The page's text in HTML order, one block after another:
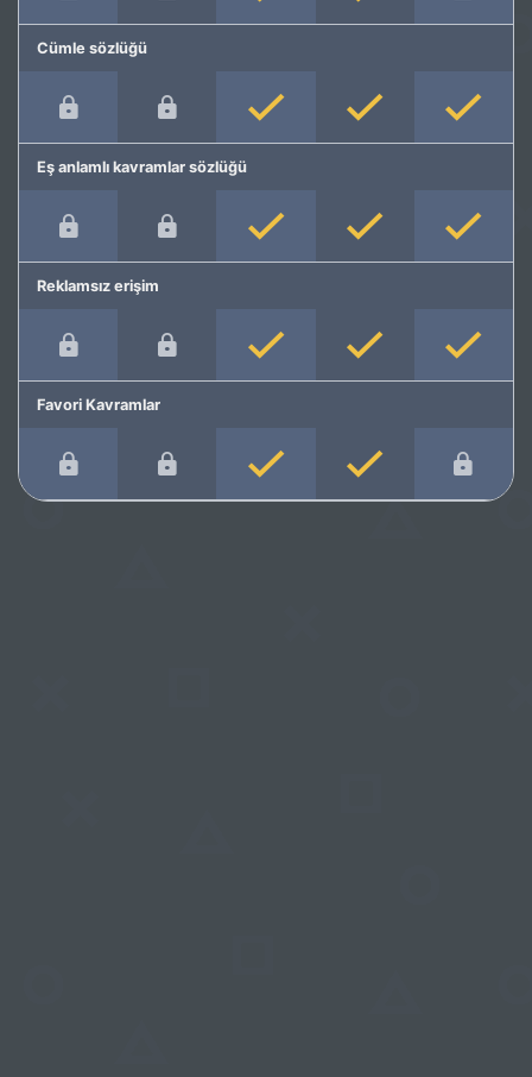
Cümle sözlüğü
Eş anlamlı kavramlar sözlüğü
Reklamsız erişim
Favori Kavramlar